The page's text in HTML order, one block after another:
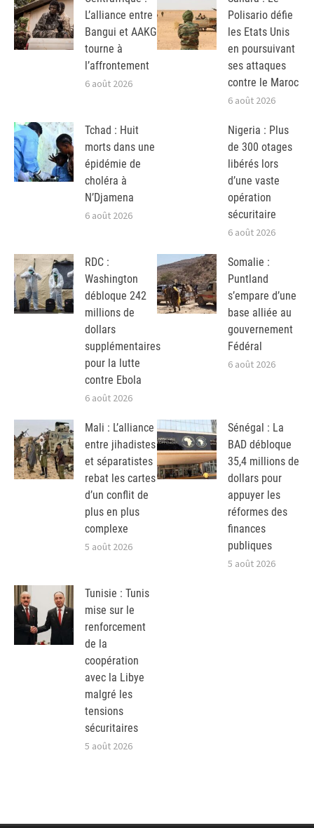
L’alliance entre
Bangui et AAKG
tourne à
l’affrontement
6 août 2026
Polisario défie
les Etats Unis
en poursuivant
ses attaques
contre le Maroc
6 août 2026
Tchad : Huit
morts dans une
épidémie de
choléra à
N’Djamena
6 août 2026
Nigeria : Plus
de 300 otages
libérés lors
d’une vaste
opération
sécuritaire
6 août 2026
RDC :
Washington
débloque 242
millions de
dollars
supplémentaires
pour la lutte
contre Ebola
6 août 2026
Somalie :
Puntland
s’empare d’une
base alliée au
gouvernement
Fédéral
6 août 2026
Mali : L’alliance
entre jihadistes
et séparatistes
rebat les cartes
d’un conflit de
plus en plus
complexe
5 août 2026
Sénégal : La
BAD débloque
35,4 millions de
dollars pour
appuyer les
réformes des
finances
publiques
5 août 2026
Tunisie : Tunis
mise sur le
renforcement
de la
coopération
avec la Libye
malgré les
tensions
sécuritaires
5 août 2026